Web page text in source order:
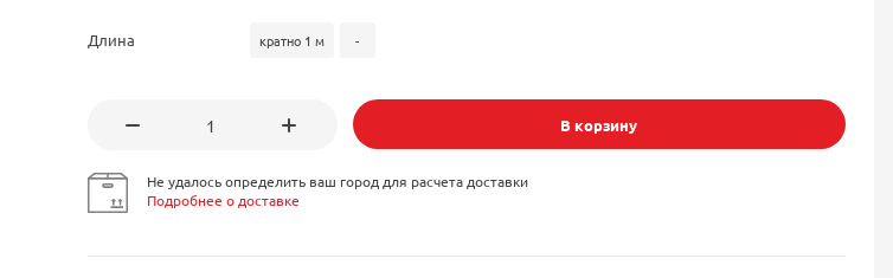
Длина кратно 1 м -
В корзину
Не удалось определить ваш город для расчета доставки
Подробнее о доставке